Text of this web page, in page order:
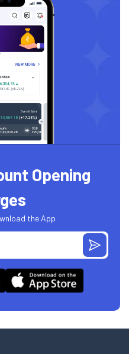
Opening
the App